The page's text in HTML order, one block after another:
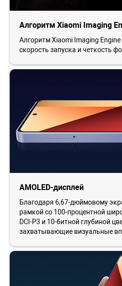
Алгоритм Xiaomi Imaging
Алгоритм Xiaomi Imaging
скорость запуска и четкость
AMOLED-дисплей
Благодаря 6,67-дюймовому
рамкой со 100-процентной
DCI-P3 и 10-битной глубиной
захватывающие визуальные